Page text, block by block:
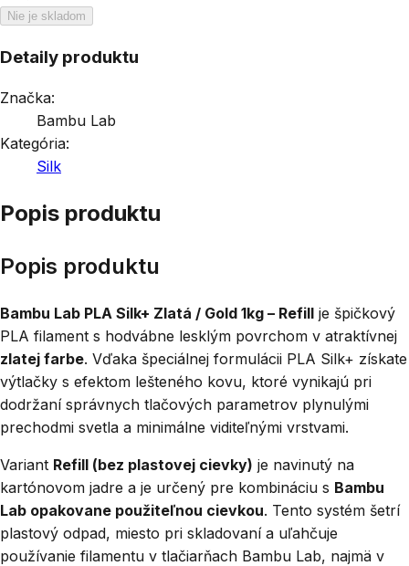
Nie je skladom
Detaily produktu
Značka:
Bambu Lab
Kategória:
Silk
Popis produktu
Popis produktu
Bambu Lab PLA Silk+ Zlatá / Gold 1kg – Refill je špičkový
PLA filament s hodvábne lesklým povrchom v atraktívnej
zlatej farbe. Vďaka špeciálnej formulácii PLA Silk+ získate
výtlačky s efektom lešteného kovu, ktoré vynikajú pri
dodržaní správnych tlačových parametrov plynulými
prechodmi svetla a minimálne viditeľnými vrstvami.
Variant Refill (bez plastovej cievky) je navinutý na
kartónovom jadre a je určený pre kombináciu s Bambu
Lab opakovane použiteľnou cievkou. Tento systém šetrí
plastový odpad, miesto pri skladovaní a uľahčuje
používanie filamentu v tlačiarňach Bambu Lab, najmä v